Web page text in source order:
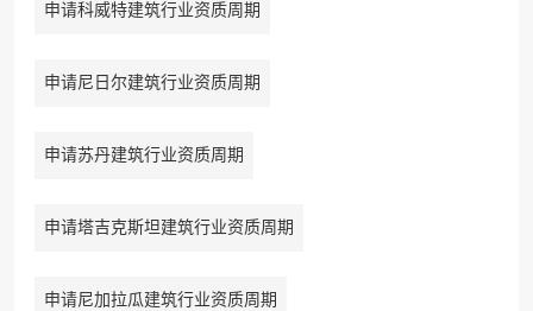
申请科威特建筑行业资质周期
申请尼日尔建筑行业资质周期
申请苏丹建筑行业资质周期
申请塔吉克斯坦建筑行业资质周期
申请尼加拉瓜建筑行业资质周期